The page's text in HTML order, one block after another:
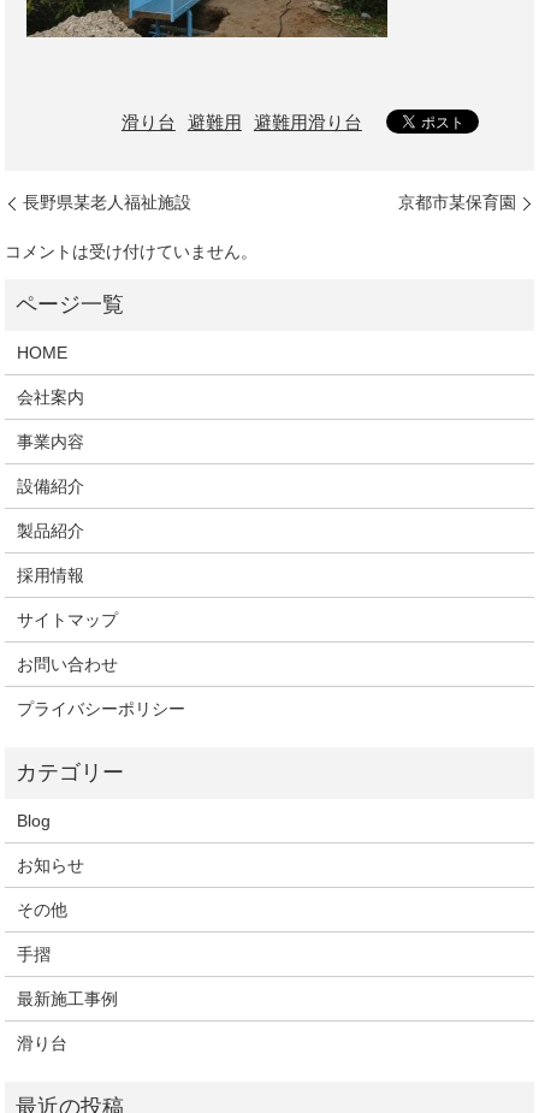
滑り台 避難用 避難用滑り台
長野県某老人福祉施設 京都市某保育園
コメントは受け付けていません。
HOME
会社案内
事業内容
設備紹介
製品紹介
採用情報
サイトマップ
お問い合わせ
プライバシーポリシー
Blog
お知らせ
その他
手摺
最新施工事例
滑り台